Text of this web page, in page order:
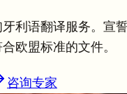
利语翻译服务。宣
欧盟标准的文件。
咨询专家